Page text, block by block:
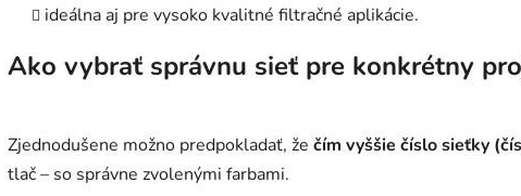
ideálna aj pre vysoko kvalitné filtračné aplikácie.
Ako vybrať správnu sieť pre konkrétny
Zjednodušene možno predpokladať, že čím vyššie číslo sieťky
tlač – so správne zvolenými farbami.